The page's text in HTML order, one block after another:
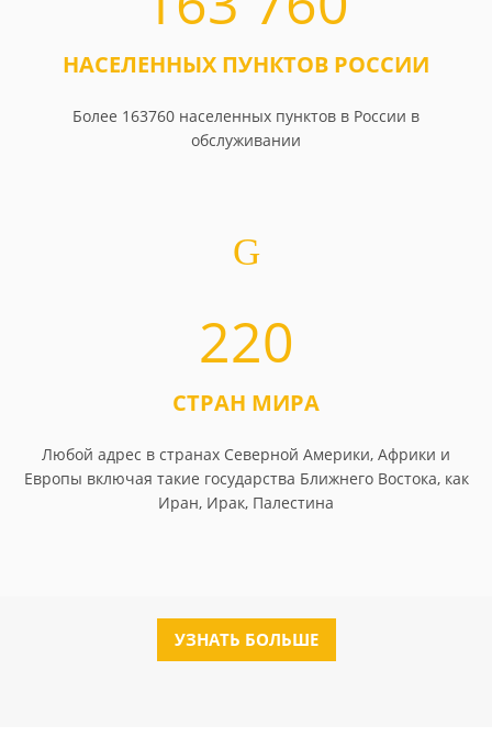
НАСЕЛЕННЫХ ПУНКТОВ РОССИИ
Более 163760 населенных пунктов в России в
обслуживании
220
СТРАН МИРА
Любой адрес в странах Северной Америки, Африки и
Европы включая такие государства Ближнего Востока, как
Иран, Ирак, Палестина
УЗНАТЬ БОЛЬШЕ